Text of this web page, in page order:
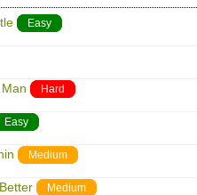
Easy
Hard
Easy
Medium
Medium